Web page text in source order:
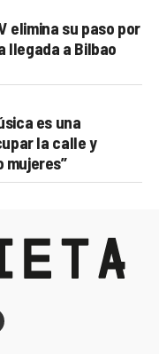
elimina su paso por
llegada a Bilbao
es una
la calle y
mujeres”